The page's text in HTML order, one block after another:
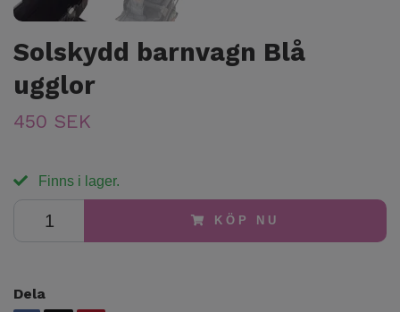
Solskydd barnvagn Blå
ugglor
450 SEK
Finns i lager.
KÖP NU
Dela